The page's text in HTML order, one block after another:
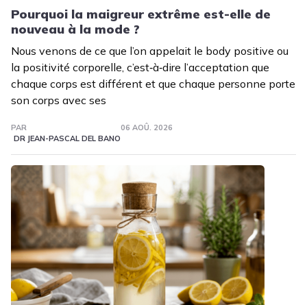
Pourquoi la maigreur extrême est-elle de
nouveau à la mode ?
Nous venons de ce que l’on appelait le body positive ou
la positivité corporelle, c’est‑à‑dire l’acceptation que
chaque corps est différent et que chaque personne porte
son corps avec ses
PAR
DR JEAN-PASCAL DEL BANO
06 AOÛ. 2026